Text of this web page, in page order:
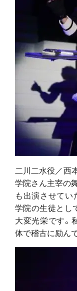
二川二水役／西
学院さん主宰の
も出演させてい
学院の生徒とし
大変光栄です。
体で稽古に励ん